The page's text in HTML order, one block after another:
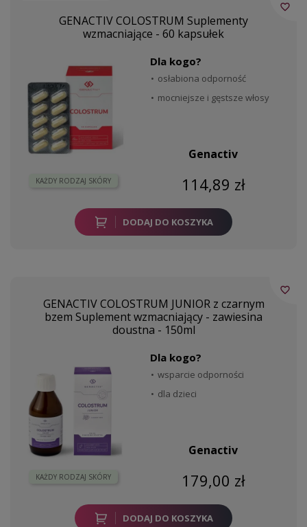
GENACTIV COLOSTRUM Suplementy
wzmacniające - 60 kapsułek
KAŻDY RODZAJ SKÓRY
Dla kogo?
osłabiona odporność
mocniejsze i gęstsze włosy
Genactiv
114,89 zł
DODAJ DO KOSZYKA
favorite_border
GENACTIV COLOSTRUM JUNIOR z czarnym
bzem Suplement wzmacniający - zawiesina
doustna - 150ml
KAŻDY RODZAJ SKÓRY
Dla kogo?
wsparcie odporności
dla dzieci
Genactiv
179,00 zł
DODAJ DO KOSZYKA
favorite_border